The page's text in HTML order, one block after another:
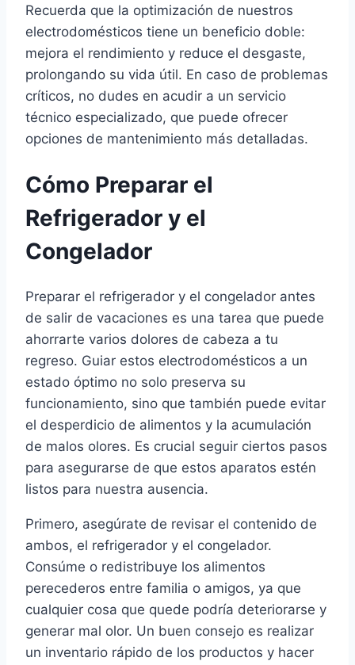
Recuerda que la optimización de nuestros
electrodomésticos tiene un beneficio doble:
mejora el rendimiento y reduce el desgaste,
prolongando su vida útil. En caso de problemas
críticos, no dudes en acudir a un servicio
técnico especializado, que puede ofrecer
opciones de mantenimiento más detalladas.
Cómo Preparar el
Refrigerador y el
Congelador
Preparar el refrigerador y el congelador antes
de salir de vacaciones es una tarea que puede
ahorrarte varios dolores de cabeza a tu
regreso. Guiar estos electrodomésticos a un
estado óptimo no solo preserva su
funcionamiento, sino que también puede evitar
el desperdicio de alimentos y la acumulación
de malos olores. Es crucial seguir ciertos pasos
para asegurarse de que estos aparatos estén
listos para nuestra ausencia.
Primero, asegúrate de revisar el contenido de
ambos, el refrigerador y el congelador.
Consúme o redistribuye los alimentos
perecederos entre familia o amigos, ya que
cualquier cosa que quede podría deteriorarse y
generar mal olor. Un buen consejo es realizar
un inventario rápido de los productos y hacer